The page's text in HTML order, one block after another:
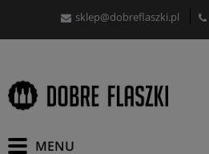
sklep@dobreflaszki.pl